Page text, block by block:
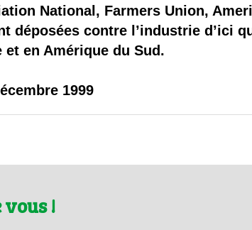
National, Farmers Union,
déposées contre l’industrie d’ici
en Amérique du Sud.
1999
vous !